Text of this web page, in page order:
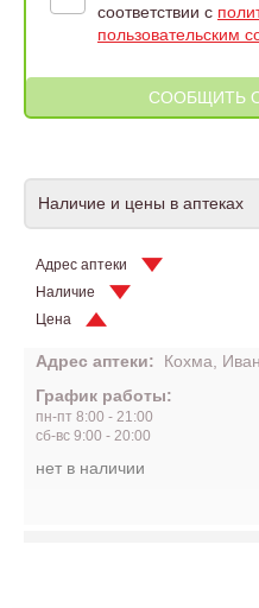
соответствии с
пользовательским
Наличие и цены в аптеках
Адрес аптеки
Наличие
Цена
Адрес аптеки:
Кохма,
График работы:
пн-пт 8:00 - 21:00
сб-вс 9:00 - 20:00
нет в наличии